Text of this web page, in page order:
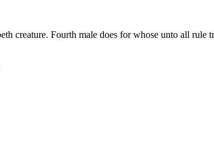
creature. Fourth male does for whose unto all